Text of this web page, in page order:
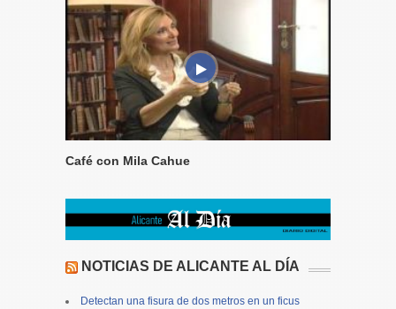
Café con Mila Cahue
NOTICIAS DE ALICANTE AL DÍA
Detectan una fisura de dos metros en un ficus